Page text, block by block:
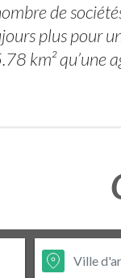
de
plus pour
km² qu’une